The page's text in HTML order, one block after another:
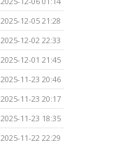
2025-12-05 21:28
2025-12-02 22:33
2025-12-01 21:45
2025-11-23 20:46
2025-11-23 20:17
2025-11-23 18:35
2025-11-22 22:29